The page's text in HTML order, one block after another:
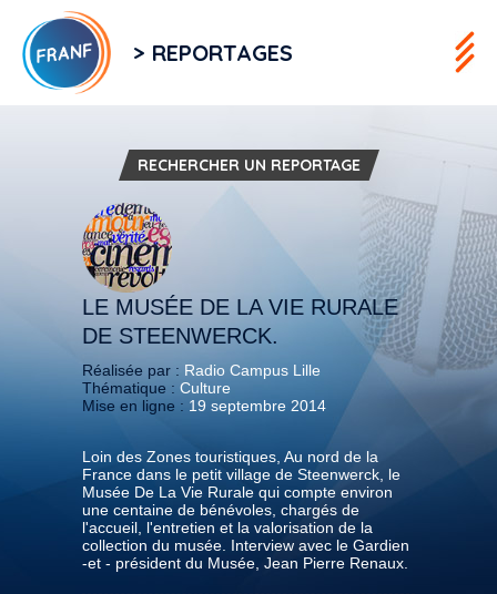
> REPORTAGES
RECHERCHER UN REPORTAGE
LE MUSÉE DE LA VIE RURALE
DE STEENWERCK.
Réalisée par : Radio Campus Lille
Thématique : Culture
Mise en ligne : 19 septembre 2014
Loin des Zones touristiques, Au nord de la
France dans le petit village de Steenwerck, le
Musée De La Vie Rurale qui compte environ
une centaine de bénévoles, chargés de
l'accueil, l'entretien et la valorisation de la
collection du musée. Interview avec le Gardien
-et - président du Musée, Jean Pierre Renaux.